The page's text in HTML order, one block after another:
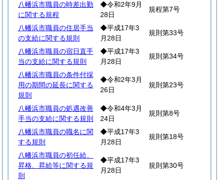
八幡浜市職員の時差出勤
に関する規程
◆令和2年9月
28日
規程第7号
八幡浜市職員の住居手当
の支給に関する規則
◆平成17年3
月28日
規則第33号
八幡浜市職員の宿日直手
当の支給に関する規則
◆平成17年3
月28日
規則第34号
八幡浜市職員の条件付採
用の期間の延長に関する
規則
◆令和2年3月
26日
規則第23号
八幡浜市職員の処遇改善
手当の支給に関する規則
◆令和4年3月
24日
規則第8号
八幡浜市職員の職名に関
する規則
◆平成17年3
月28日
規則第18号
八幡浜市職員の初任給、
昇格、昇給等に関する規
則
◆平成17年3
月28日
規則第30号